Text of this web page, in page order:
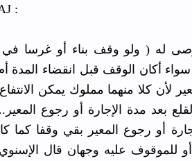
:
سواء أكان الوقف قبل انقضاء المدة
لأن كلا منهما مملوك يمكن
بعد مدة الإجارة أو رجوع
أو رجوع المعير بقي وقفا كما
للموقوف عليه وجهان قال